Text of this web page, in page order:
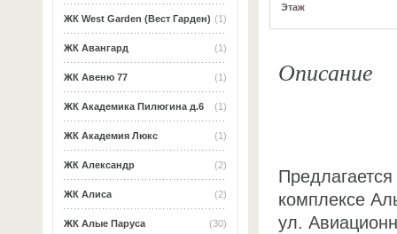
(1)
ЖК West Garden (Вест Гарден)
(1)
ЖК Авангард
(1)
ЖК Авеню 77
(1)
ЖК Академика Пилюгина д.6
(1)
ЖК Академия Люкс
(2)
ЖК Александр
(2)
ЖК Алиса
(30)
ЖК Алые Паруса
Этаж
Описание
комплексе
ул.